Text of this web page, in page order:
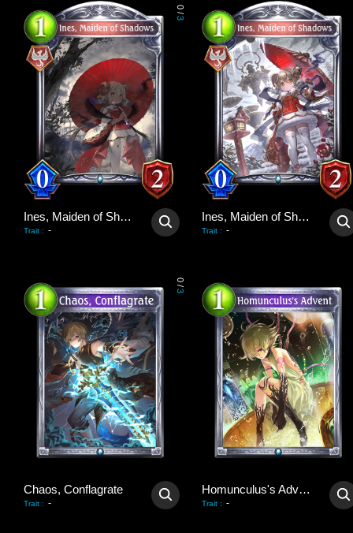
0
/
3
Ines, Maiden of Shadows
Trait : -
Ines, Maiden of Shadows
Trait : -
0
/
3
Chaos, Conflagrate
Trait : -
Homunculus's Advent
Trait : -